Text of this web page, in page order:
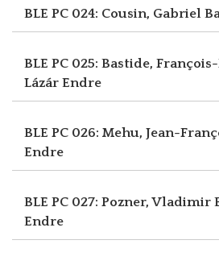
BLE PC 024: Cousin, Gabriel
BLE PC 025: Bastide,
Lázár Endre
BLE PC 026: Mehu, Jean-
Endre
BLE PC 027: Pozner, Vladimir
Endre